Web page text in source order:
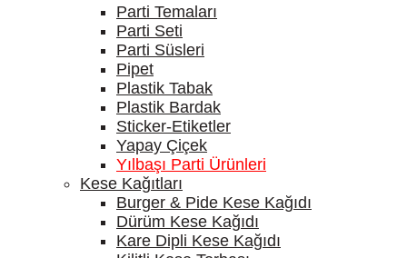
Parti Temaları
Parti Seti
Parti Süsleri
Pipet
Plastik Tabak
Plastik Bardak
Sticker-Etiketler
Yapay Çiçek
Yılbaşı Parti Ürünleri
Kese Kağıtları
Burger & Pide Kese Kağıdı
Dürüm Kese Kağıdı
Kare Dipli Kese Kağıdı